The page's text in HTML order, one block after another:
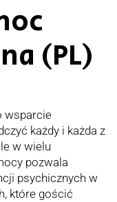
(PL)
wsparcie
każdy i każda z
w wielu
pozwala
psychicznych w
które gościć